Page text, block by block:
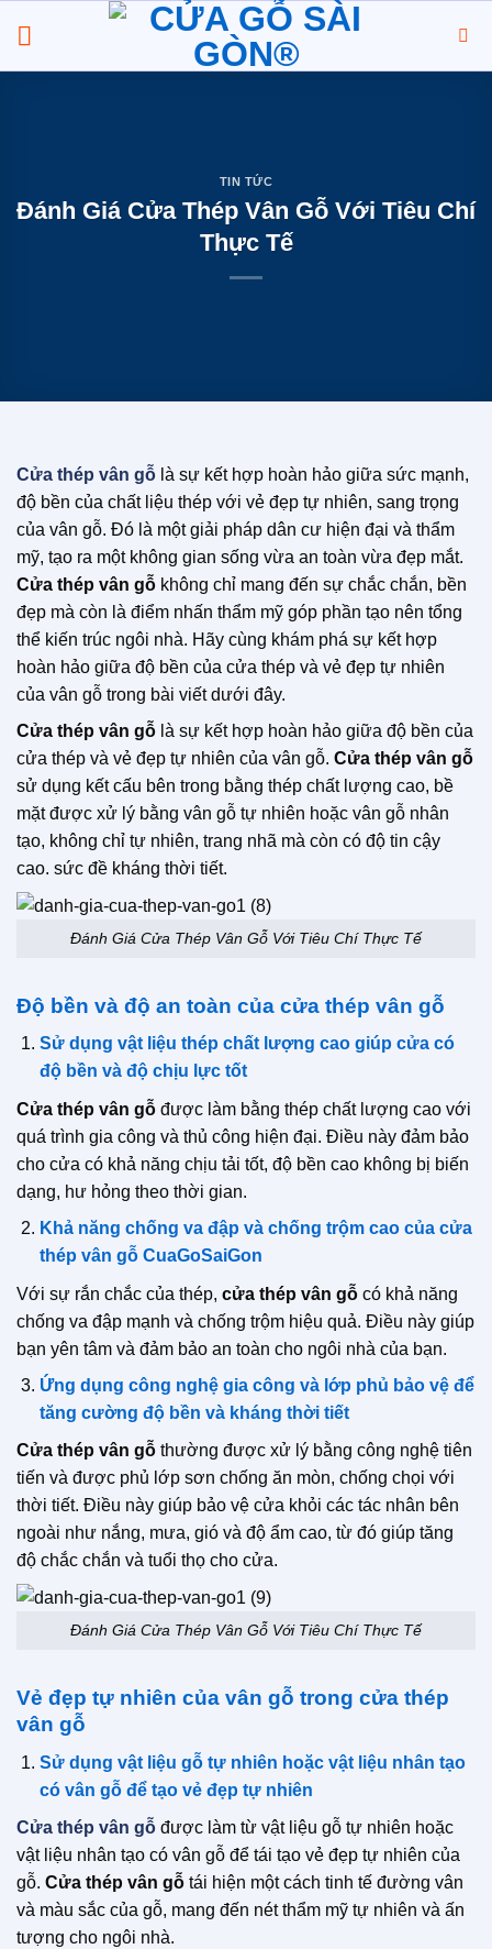
đến
nội
TIN TỨC
Đánh Giá Cửa Thép Vân Gỗ Với Tiêu Chí
Thực Tế
Cửa thép vân gỗ là sự kết hợp hoàn hảo giữa sức mạnh,
độ bền của chất liệu thép với vẻ đẹp tự nhiên, sang trọng
của vân gỗ. Đó là một giải pháp dân cư hiện đại và thẩm
mỹ, tạo ra một không gian sống vừa an toàn vừa đẹp mắt.
Cửa thép vân gỗ không chỉ mang đến sự chắc chắn, bền
đẹp mà còn là điểm nhấn thẩm mỹ góp phần tạo nên tổng
thể kiến ​​trúc ngôi nhà. Hãy cùng khám phá sự kết hợp
hoàn hảo giữa độ bền của cửa thép và vẻ đẹp tự nhiên
của vân gỗ trong bài viết dưới đây.
Cửa thép vân gỗ là sự kết hợp hoàn hảo giữa độ bền của
cửa thép và vẻ đẹp tự nhiên của vân gỗ. Cửa thép vân gỗ
sử dụng kết cấu bên trong bằng thép chất lượng cao, bề
mặt được xử lý bằng vân gỗ tự nhiên hoặc vân gỗ nhân
tạo, không chỉ tự nhiên, trang nhã mà còn có độ tin cậy
cao. sức đề kháng thời tiết.
Đánh Giá Cửa Thép Vân Gỗ Với Tiêu Chí Thực Tế
Độ bền và độ an toàn của cửa thép vân gỗ
Sử dụng vật liệu thép chất lượng cao giúp cửa có
độ bền và độ chịu lực tốt
Cửa thép vân gỗ được làm bằng thép chất lượng cao với
quá trình gia công và thủ công hiện đại. Điều này đảm bảo
cho cửa có khả năng chịu tải tốt, độ bền cao không bị biến
dạng, hư hỏng theo thời gian.
Khả năng chống va đập và chống trộm cao của cửa
thép vân gỗ CuaGoSaiGon
Với sự rắn chắc của thép, cửa thép vân gỗ có khả năng
chống va đập mạnh và chống trộm hiệu quả. Điều này giúp
bạn yên tâm và đảm bảo an toàn cho ngôi nhà của bạn.
Ứng dụng công nghệ gia công và lớp phủ bảo vệ để
tăng cường độ bền và kháng thời tiết
Cửa thép vân gỗ thường được xử lý bằng công nghệ tiên
tiến và được phủ lớp sơn chống ăn mòn, chống chọi với
thời tiết. Điều này giúp bảo vệ cửa khỏi các tác nhân bên
ngoài như nắng, mưa, gió và độ ẩm cao, từ đó giúp tăng
độ chắc chắn và tuổi thọ cho cửa.
Đánh Giá Cửa Thép Vân Gỗ Với Tiêu Chí Thực Tế
Vẻ đẹp tự nhiên của vân gỗ trong cửa thép
vân gỗ
Sử dụng vật liệu gỗ tự nhiên hoặc vật liệu nhân tạo
có vân gỗ để tạo vẻ đẹp tự nhiên
Cửa thép vân gỗ được làm từ vật liệu gỗ tự nhiên hoặc
vật liệu nhân tạo có vân gỗ để tái tạo vẻ đẹp tự nhiên của
gỗ. Cửa thép vân gỗ tái hiện một cách tinh tế đường vân
và màu sắc của gỗ, mang đến nét thẩm mỹ tự nhiên và ấn
tượng cho ngôi nhà.